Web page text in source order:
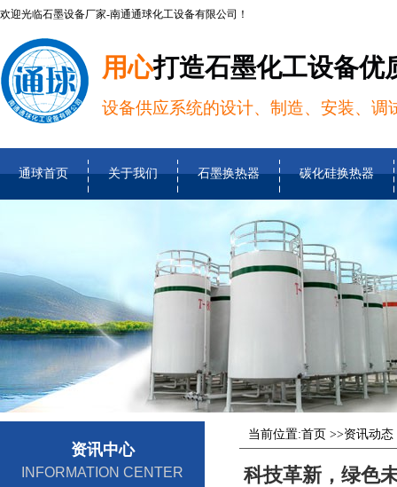
欢迎光临石墨设备厂家-南通通球化工设备有限公司！
用心打造石墨化工设备优
设备供应系统的设计、制造、安装、调
通球首页 关于我们 石墨换热器 碳化硅换热器
资讯中心
INFORMATION CENTER
当前位置:首页 >>资讯动态
科技革新，绿色